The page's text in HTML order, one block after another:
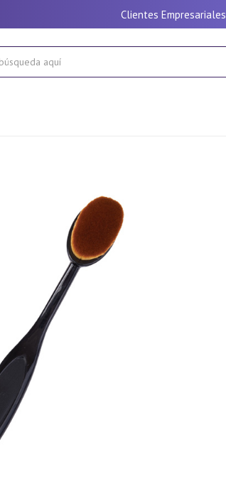
Clientes Empresariales